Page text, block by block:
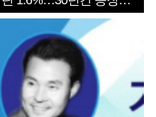
1182개팀 전수조사